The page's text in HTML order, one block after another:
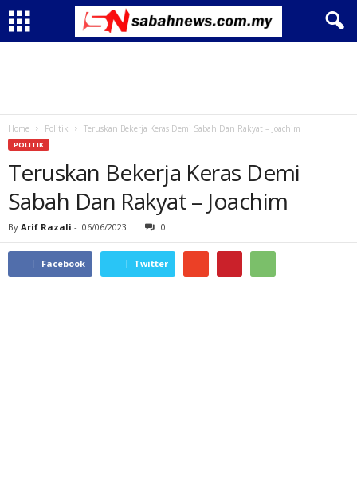
Home Politik Teruskan Bekerja Keras Demi Sabah Dan Rakyat – Joachim
POLITIK
Teruskan Bekerja Keras Demi
Sabah Dan Rakyat – Joachim
By Arif Razali - 06/06/2023 0
Facebook Twitter